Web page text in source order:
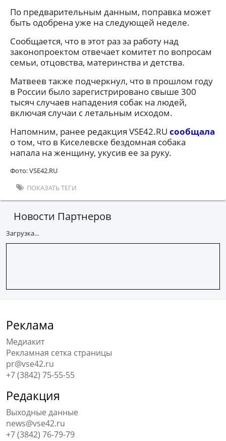
По предварительным данным, поправка может
быть одобрена уже на следующей неделе.
Сообщается, что в этот раз за работу над
законопроектом отвечает комитет по вопросам
семьи, отцовства, материнства и детства.
Матвеев также подчеркнул, что в прошлом году
в России было зарегистрировано свыше 300
тысяч случаев нападения собак на людей,
включая случаи с летальным исходом.
Напомним, ранее редакция VSE42.RU сообщала
о том, что в Киселевске бездомная собака
напала на женщину, укусив ее за руку.
Фото: VSE42.RU
ПОКАЗАТЬ ТЕГИ
Новости Партнеров
Загрузка...
Реклама
Медиакит
Рекламная сетка страницы
pr@vse42.ru
+7 (3842) 75-55-55
Редакция
Выходные данные
news@vse42.ru
+7 (3842) 76-79-79